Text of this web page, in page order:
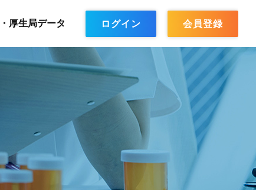
厚生局データ ログイン 会員登録